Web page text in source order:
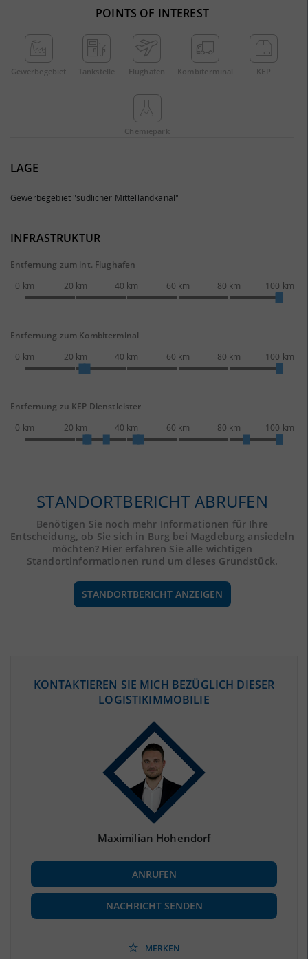
POINTS OF INTEREST
Gewerbe­gebiet Tankstelle Flughafen Kombi­terminal KEP
Chemie­park
LAGE
Gewerbegebiet "südlicher Mittellandkanal"
INFRASTRUKTUR
Entfernung zum int. Flughafen
0 km
20 km 40 km 60 km 80 km 100 km
Entfernung zum Kombiterminal
0 km
20 km 40 km 60 km 80 km 100 km
Entfernung zu KEP Dienstleister
0 km
20 km 40 km 60 km 80 km 100 km
STANDORTBERICHT ABRUFEN
Benötigen Sie noch mehr Informationen für Ihre
Entscheidung, ob Sie sich in Burg bei Magdeburg ansiedeln
möchten? Hier erfahren Sie alle wichtigen
Standortinformationen rund um dieses Grundstück.
STANDORTBERICHT ANZEIGEN
(STAND: 12/2019)
(Landkreis / Kreisfreie Stadt)
BESCHÄFTIGUNG
Beschäftigte
(Landkreis / Kreisfreie Stadt)
35.369
KONTAKTIEREN SIE MICH BEZÜGLICH DIESER
LOGISTIKIMMOBILIE
Maximilian Hohendorf
ANRUFEN
NACHRICHT SENDEN
MERKEN